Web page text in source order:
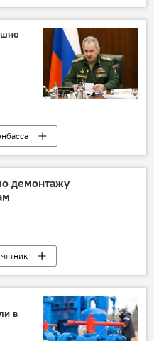
транзит
Шойгу
демонтажу
Литве
в